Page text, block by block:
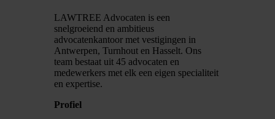
LAWTREE Advocaten is een
snelgroeiend en ambitieus
advocatenkantoor met vestigingen in
Antwerpen, Turnhout en Hasselt. Ons
team bestaat uit 45 advocaten en
medewerkers met elk een eigen specialiteit
en expertise.
Profiel